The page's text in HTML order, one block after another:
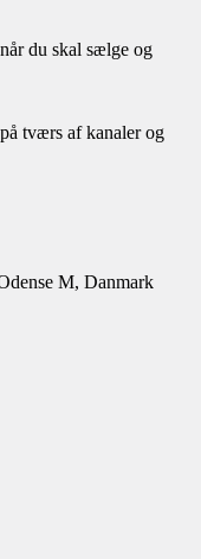
du skal sælge og
tværs af kanaler og
M, Danmark